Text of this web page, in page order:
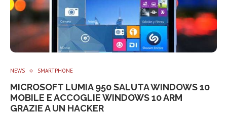
NEWS SMARTPHONE
MICROSOFT LUMIA 950 SALUTA WINDOWS 10
MOBILE E ACCOGLIE WINDOWS 10 ARM
GRAZIE A UN HACKER